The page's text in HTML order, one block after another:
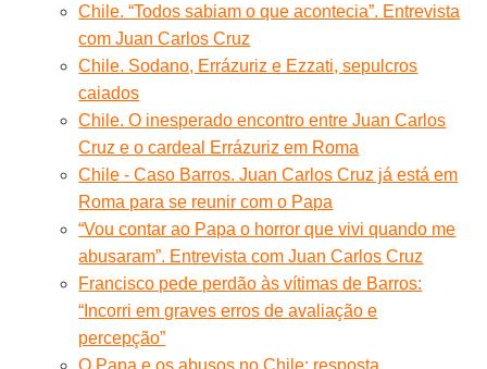
Chile. “Todos sabiam o que acontecia”. Entrevista
com Juan Carlos Cruz
Chile. Sodano, Errázuriz e Ezzati, sepulcros
caiados
Chile. O inesperado encontro entre Juan Carlos
Cruz e o cardeal Errázuriz em Roma
Chile - Caso Barros. Juan Carlos Cruz já está em
Roma para se reunir com o Papa
“Vou contar ao Papa o horror que vivi quando me
abusaram”. Entrevista com Juan Carlos Cruz
Francisco pede perdão às vítimas de Barros:
“Incorri em graves erros de avaliação e
percepção”
O Papa e os abusos no Chile: resposta